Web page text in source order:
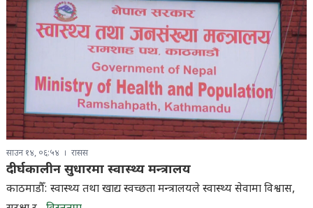
साउन १४, ०६:५४ रासस
दीर्घकालीन सुधारमा स्वास्थ्य मन्त्रालय
काठमाडौँ: स्वास्थ्य तथा खाद्य स्वच्छता मन्त्रालयले स्वास्थ्य सेवामा विश्वास,